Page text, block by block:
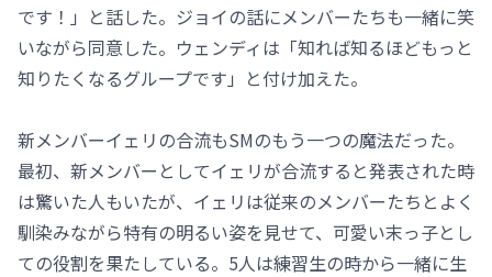
です！」と話した。ジョイの話にメンバーたちも一緒に笑
いながら同意した。ウェンディは「知れば知るほどもっと
知りたくなるグループです」と付け加えた。
新メンバーイェリの合流もSMのもう一つの魔法だった。
最初、新メンバーとしてイェリが合流すると発表された時
は驚いた人もいたが、イェリは従来のメンバーたちとよく
馴染みながら特有の明るい姿を見せて、可愛い末っ子とし
ての役割を果たしている。5人は練習生の時から一緒に生